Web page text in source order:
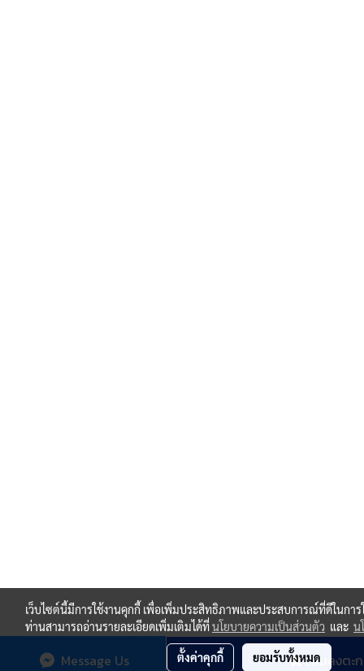
เพิ่มลงตะ
Message Us
เว็บไซต์นี้มีการใช้งานคุกกี้ เพื่อเพิ่มประสิทธิภาพและประสบการณ์ที่ดีในการ
ท่านสามารถอ่านรายละเอียดเพิ่มเติมได้ที่นโยบายความเป็นส่วนตัว และ น
ตั้งค่าคุกกี้ ยอมรับทั้งหมด